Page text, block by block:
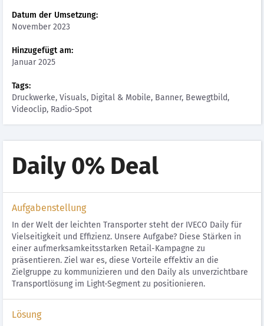
Datum der Umsetzung:
November 2023
Hinzugefügt am:
Januar 2025
Tags:
Druckwerke, Visuals, Digital & Mobile, Banner, Bewegtbild,
Videoclip, Radio-Spot
Daily 0% Deal
Aufgabenstellung
In der Welt der leichten Transporter steht der IVECO Daily für
Vielseitigkeit und Effizienz. Unsere Aufgabe? Diese Stärken in
einer aufmerksamkeitsstarken Retail-Kampagne zu
präsentieren. Ziel war es, diese Vorteile effektiv an die
Zielgruppe zu kommunizieren und den Daily als unverzichtbare
Transportlösung im Light-Segment zu positionieren.
Lösung